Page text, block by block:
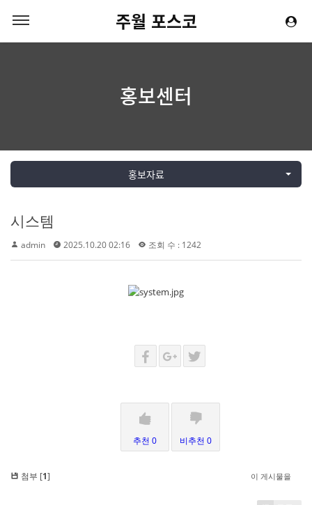
주월 포스코
홍보센터
홍보자료
시스템
admin 2025.10.20 02:16 조회 수 : 1242
추천 0 비추천 0
첨부 [1] 이 게시물을